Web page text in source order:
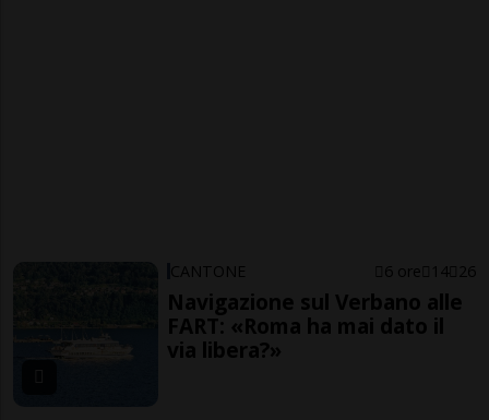
CANTONE 6 ore 14 26
Navigazione sul Verbano alle
FART: «Roma ha mai dato il
via libera?»